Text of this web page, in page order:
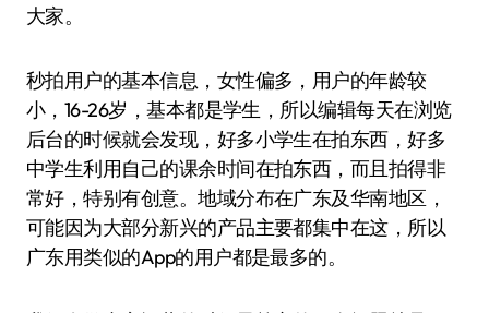
大家。
秒拍用户的基本信息，女性偏多，用户的年龄较
小，16-26岁，基本都是学生，所以编辑每天在浏览
后台的时候就会发现，好多小学生在拍东西，好多
中学生利用自己的课余时间在拍东西，而且拍得非
常好，特别有创意。地域分布在广东及华南地区，
可能因为大部分新兴的产品主要都集中在这，所以
广东用类似的App的用户都是最多的。